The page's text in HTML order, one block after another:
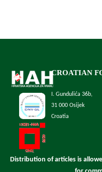
CROATIAN
I. Gundulića 36b,
31 000 Osijek
Croatia
Distribution of articles is